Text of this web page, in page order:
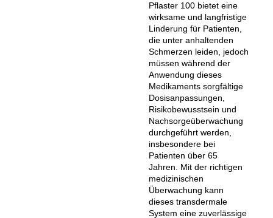
Pflaster 100 bietet eine
wirksame und langfristige
Linderung für Patienten,
die unter anhaltenden
Schmerzen leiden, jedoch
müssen während der
Anwendung dieses
Medikaments sorgfältige
Dosisanpassungen,
Risikobewusstsein und
Nachsorgeüberwachung
durchgeführt werden,
insbesondere bei
Patienten über 65
Jahren. Mit der richtigen
medizinischen
Überwachung kann
dieses transdermale
System eine zuverlässige